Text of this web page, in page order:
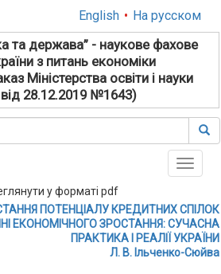
English • На русском
та держава” - наукове фахове
з питань економіки
Міністерства освіти і науки
28.12.2019 №1643)
Toggle
ПОТЕНЦІАЛУ КРЕДИТНИХ СПІЛОК
ЕКОНОМІЧНОГО ЗРОСТАННЯ: СУЧАСНА
ПРАКТИКА І РЕАЛІЇ УКРАЇНИ
Л. В. Ільченко-Сюйва